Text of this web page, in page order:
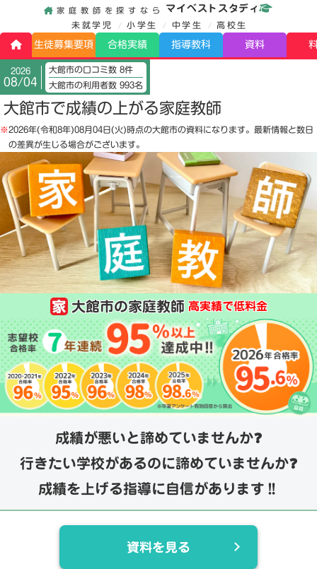
家庭教師を探すなら マイベストスタディ
未就学児 小学生 中学生 高校生
生徒募集要項 合格実績 指導教科 資料
2026
08/04
大館市の口コミ数 8件
大館市の利用者数 993名
大館市で成績の上がる家庭教師
※2026年(令和8年)08月04日(火)時点の大館市の資料になります。最新情報と数日
の差異が生じる場合がございます。
大館市の家庭教師 高実績で低料金
成績が悪いと諦めていませんか❓
行きたい学校があるのに諦めていませんか❓
成績を上げる指導に自信があります‼️
資料を見る